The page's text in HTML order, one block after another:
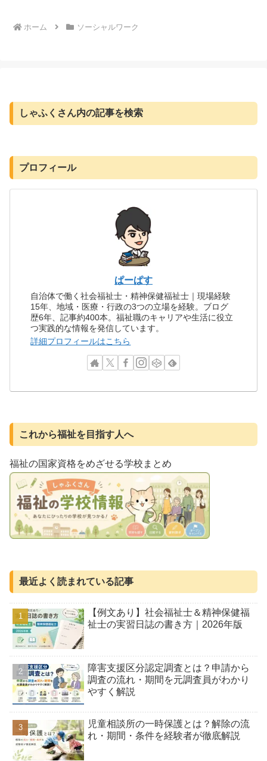
ホーム ソーシャルワーク
しゃふくさん内の記事を検索
プロフィール
ぱーぱす
自治体で働く社会福祉士・精神保健福祉士｜現場経験
15年、地域・医療・行政の3つの立場を経験。ブログ
歴6年、記事約400本。福祉職のキャリアや生活に役立
つ実践的な情報を発信しています。
詳細プロフィールはこちら
これから福祉を目指す人へ
福祉の国家資格をめざせる学校まとめ
最近よく読まれている記事
【例文あり】社会福祉士＆精神保健福
祉士の実習日誌の書き方｜2026年版
障害支援区分認定調査とは？申請から
調査の流れ・期間を元調査員がわかり
やすく解説
児童相談所の一時保護とは？解除の流
れ・期間・条件を経験者が徹底解説